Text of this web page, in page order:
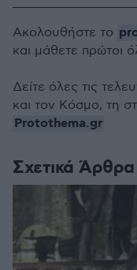
Σχετικά Άρθρα
Ακολουθήστε το
και μάθετε πρώτοι
Δείτε όλες τις
και τον Κόσμο, τη
Protothema.gr